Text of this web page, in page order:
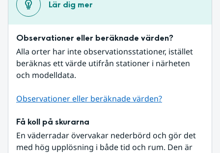
Lär dig mer
Observationer eller beräknade värden?
Alla orter har inte observationsstationer, istället
beräknas ett värde utifrån stationer i närheten
och modelldata.
Observationer eller beräknade värden?
Få koll på skurarna
En väderradar övervakar nederbörd och gör det
med hög upplösning i både tid och rum. Den är